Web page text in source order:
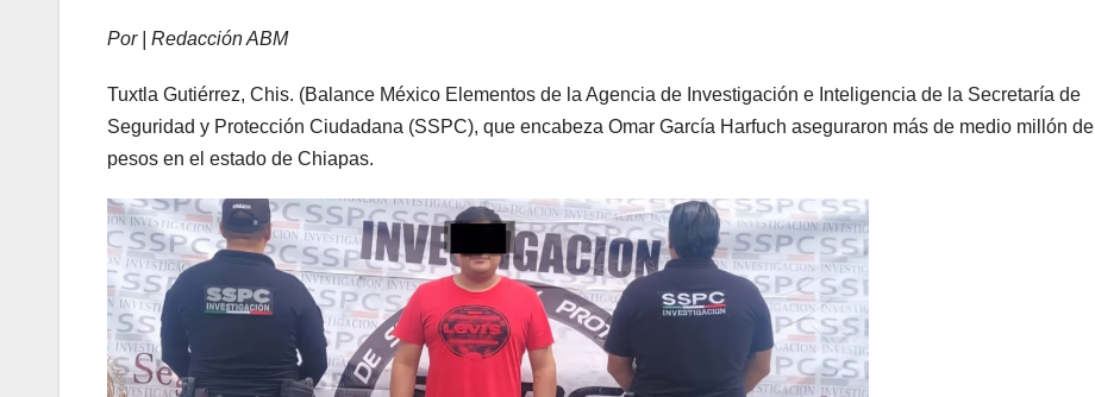
Por | Redacción ABM
Tuxtla Gutiérrez, Chis. (Balance México Elementos de la Agencia de Investigación e Inteligencia de la Secretaría de
Seguridad y Protección Ciudadana (SSPC), que encabeza Omar García Harfuch aseguraron más de medio millón de
pesos en el estado de Chiapas.